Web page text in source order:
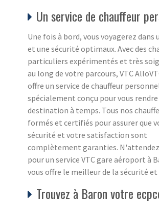
Un service de chauffeur
Une fois à bord, vous voyagerez
et une sécurité optimaux. Avec des
particuliers expérimentés et très
au long de votre parcours, VTC
offre un service de chauffeur
spécialement conçu pour vous
destination à temps. Tous nos
formés et certifiés pour assurer que
sécurité et votre satisfaction sont
complètement garanties.
pour un service VTC gare aéroport à
vous offre le meilleur de la sécurité
Trouvez à Baron votre